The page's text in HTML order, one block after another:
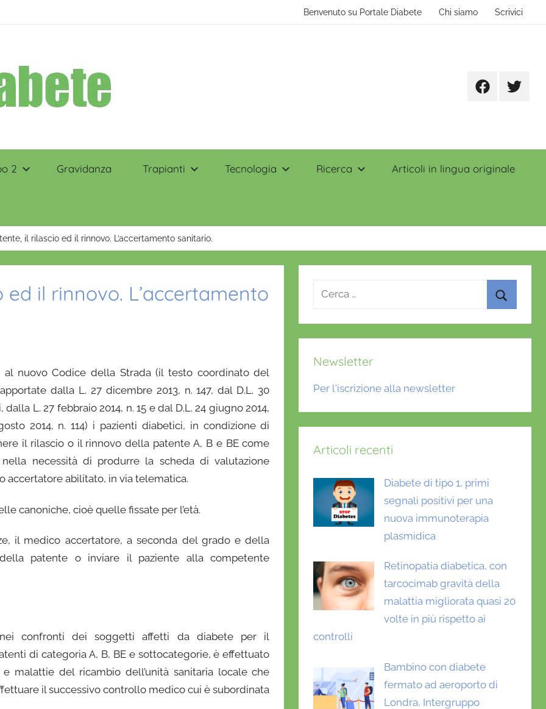
Benvenuto su Portale Diabete Chi siamo Scrivici
FacebookTwitter
2 Gravidanza Trapianti Tecnologia Ricerca Articoli in lingua originale
il rilascio ed il rinnovo. L’accertamento sanitario.
il rinnovo. L’accertamento
nuovo Codice della Strada (il testo coordinato del
dalla L. 27 dicembre 2013, n. 147, dal D.L. 30
L. 27 febbraio 2014, n. 15 e dal D.L. 24 giugno 2014,
2014, n. 114) i pazienti diabetici, in condizione di
il rilascio o il rinnovo della patente A, B e BE come
necessità di produrre la scheda di valutazione
accertatore abilitato, in via telematica.
canoniche, cioè quelle fissate per l’età.
il medico accertatore, a seconda del grado e della
patente o inviare il paziente alla competente
nei confronti dei soggetti affetti da diabete per il
di categoria A, B, BE e sottocategorie, è effettuato
malattie del ricambio dell’unità sanitaria locale che
il successivo controllo medico cui è subordinata
Ricerca
Newsletter
Per l'iscrizione alla newsletter
Articoli recenti
Diabete di tipo 1, primi
segnali positivi per una
nuova immunoterapia
plasmidica
Retinopatia diabetica, con
tarcocimab gravità della
malattia migliorata quasi 20
volte in più rispetto ai
controlli
Bambino con diabete
fermato ad aeroporto di
Londra, Intergruppo